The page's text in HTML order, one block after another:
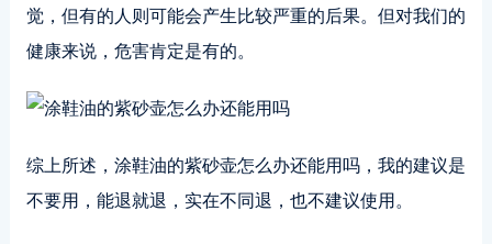
觉，但有的人则可能会产生比较严重的后果。但对我们的
健康来说，危害肯定是有的。
综上所述，涂鞋油的紫砂壶怎么办还能用吗，我的建议是
不要用，能退就退，实在不同退，也不建议使用。